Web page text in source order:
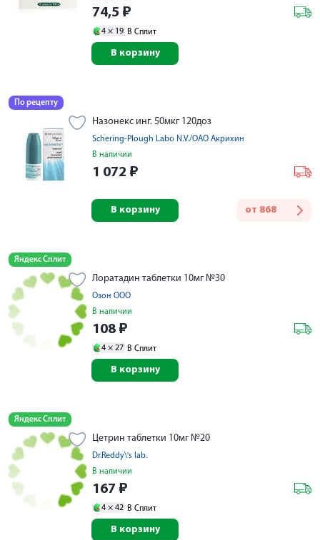
74,5 ₽
4 × 19 В Сплит
В корзину
По рецепту
Назонекс инг. 50мкг 120доз
Schering-Plough Labo N.V./ОАО Акрихин
В наличии
1 072 ₽
от 868
В корзину
Яндекс Сплит
Лоратадин таблетки 10мг №30
Озон ООО
В наличии
108 ₽
4 × 27 В Сплит
В корзину
Яндекс Сплит
Цетрин таблетки 10мг №20
Dr.Reddy\'s lab.
В наличии
167 ₽
4 × 42 В Сплит
В корзину